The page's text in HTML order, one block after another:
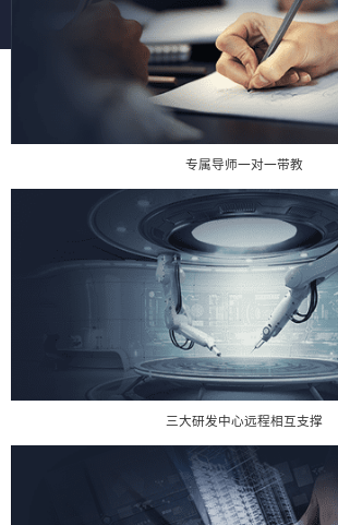
专属导师一对一带教
三大研发中心远程相互支撑